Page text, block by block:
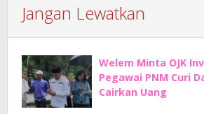
Jangan Lewatkan
Welem Minta OJK
Pegawai PNM Curi
Cairkan Uang